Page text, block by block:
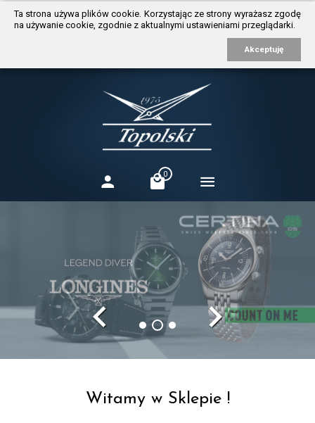
https://www.traditionrolex.com/3
Ta strona używa plików cookie. Korzystając ze strony wyrażasz zgodę
na używanie cookie, zgodnie z aktualnymi ustawieniami przeglądarki.
Akceptuję
0
navigate_before navigate_next
Witamy w Sklepie !